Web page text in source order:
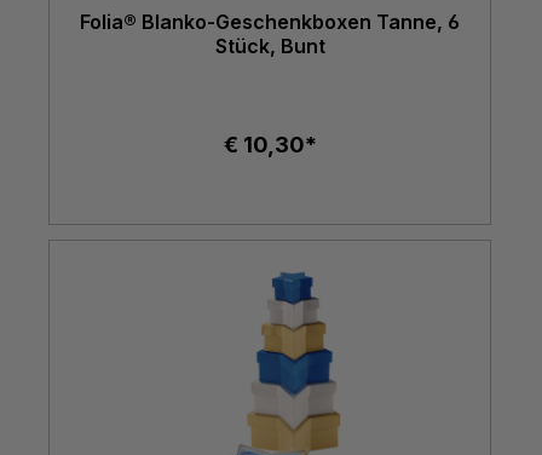
Folia® Blanko-Geschenkboxen Tanne, 6
Stück, Bunt
€ 10,30*